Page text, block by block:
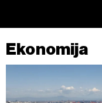
Ekonomija